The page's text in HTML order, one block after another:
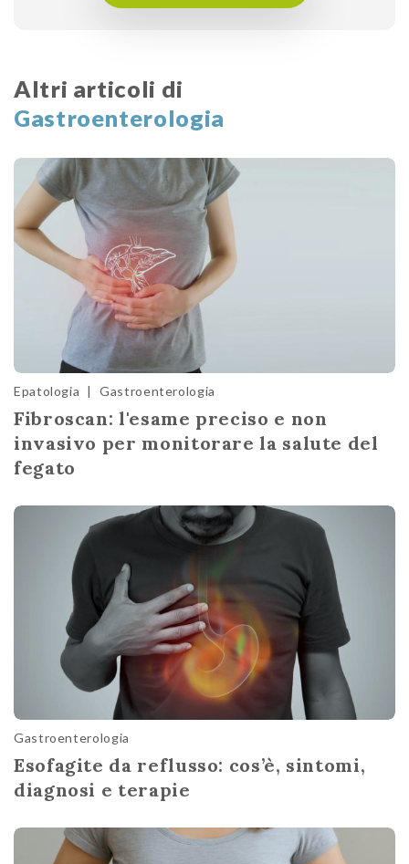
Altri articoli di
Gastroenterologia
Epatologia | Gastroenterologia
Fibroscan: l'esame preciso e non
invasivo per monitorare la salute del
fegato
Gastroenterologia
Esofagite da reflusso: cos’è, sintomi,
diagnosi e terapie